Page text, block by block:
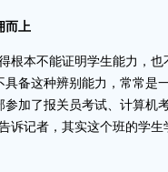
而上
本不能证明学生能力，也
具备这种辨别能力，常常是
参加了报关员考试、计算机
诉记者，其实这个班的学